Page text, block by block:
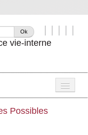
Ok
vie-interne
Possibles